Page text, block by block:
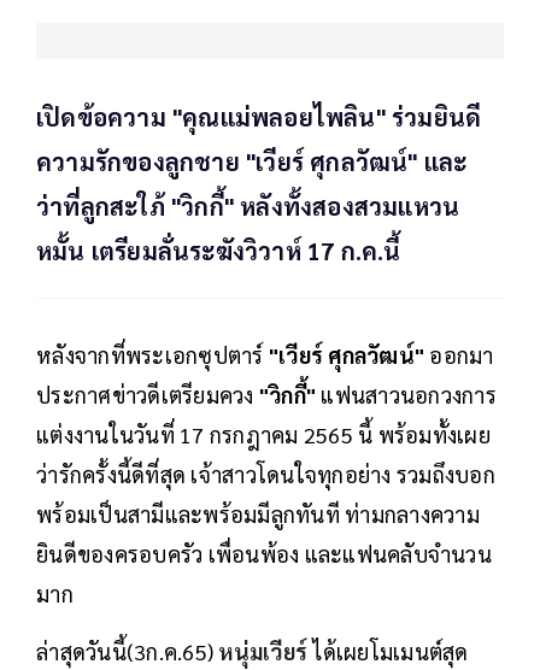
เปิดข้อความ "คุณแม่พลอยไพลิน" ร่วมยินดี
ความรักของลูกชาย "เวียร์ ศุกลวัฒน์" และ
ว่าที่ลูกสะใภ้ "วิกกี้" หลังทั้งสองสวมแหวน
หมั้น เตรียมลั่นระฆังวิวาห์ 17 ก.ค.นี้
หลังจากที่พระเอกซุปตาร์ "เวียร์ ศุกลวัฒน์" ออกมา
ประกาศข่าวดีเตรียมควง "วิกกี้" แฟนสาวนอกวงการ
แต่งงานในวันที่ 17 กรกฎาคม 2565 นี้ พร้อมทั้งเผย
ว่ารักครั้งนี้ดีที่สุด เจ้าสาวโดนใจทุกอย่าง รวมถึงบอก
พร้อมเป็นสามีและพร้อมมีลูกทันที ท่ามกลางความ
ยินดีของครอบครัว เพื่อนพ้อง และแฟนคลับจำนวน
มาก
ล่าสุดวันนี้(3ก.ค.65) หนุ่มเวียร์ ได้เผยโมเมนต์สุด